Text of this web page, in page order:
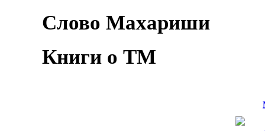
Слово Махариши
Книги о ТМ